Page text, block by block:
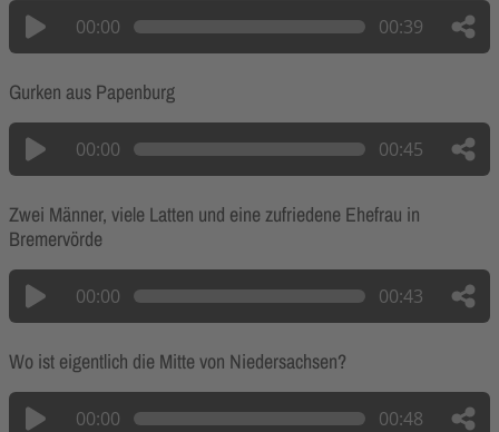
00:00 00:39
Gurken aus Papenburg
00:00 00:45
Zwei Männer, viele Latten und eine zufriedene Ehefrau in
Bremervörde
00:00 00:43
Wo ist eigentlich die Mitte von Niedersachsen?
00:00 00:48